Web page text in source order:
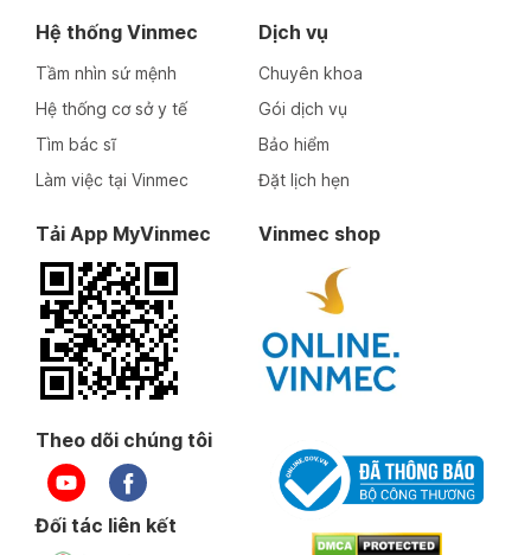
Hệ thống Vinmec
Tầm nhìn sứ mệnh
Hệ thống cơ sở y tế
Tìm bác sĩ
Làm việc tại Vinmec
Dịch vụ
Chuyên khoa
Gói dịch vụ
Bảo hiểm
Đặt lịch hẹn
Tải App MyVinmec Vinmec shop
Theo dõi chúng tôi
Đối tác liên kết